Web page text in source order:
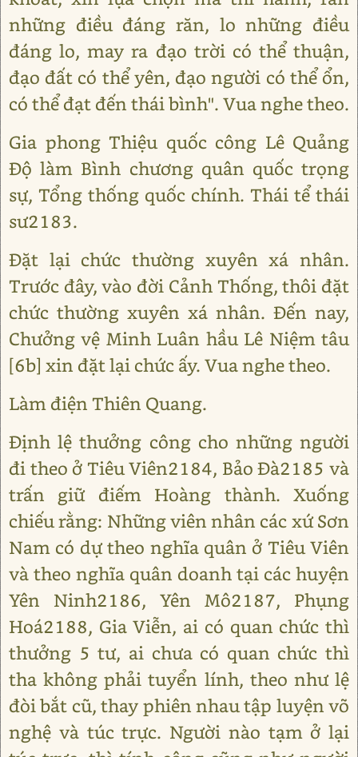
những điều đáng răn, lo những điều
đáng lo, may ra đạo trời có thể thuận,
đạo đất có thể yên, đạo người có thể ổn,
có thể đạt đến thái bình". Vua nghe theo.
Gia phong Thiệu quốc công Lê Quảng
Độ làm Bình chương quân quốc trọng
sự, Tổng thống quốc chính. Thái tể thái
sư2183.
Đặt lại chức thường xuyên xá nhân.
Trước đây, vào đời Cảnh Thống, thôi đặt
chức thường xuyên xá nhân. Đến nay,
Chưởng vệ Minh Luân hầu Lê Niệm tâu
[6b] xin đặt lại chức ấy. Vua nghe theo.
Làm điện Thiên Quang.
Định lệ thưởng công cho những người
đi theo ở Tiêu Viên2184, Bảo Đà2185 và
trấn giữ điếm Hoàng thành. Xuống
chiếu rằng: Những viên nhân các xứ Sơn
Nam có dự theo nghĩa quân ở Tiêu Viên
và theo nghĩa quân doanh tại các huyện
Yên Ninh2186, Yên Mô2187, Phụng
Hoá2188, Gia Viễn, ai có quan chức thì
thưởng 5 tư, ai chưa có quan chức thì
tha không phải tuyển lính, theo như lệ
đòi bắt cũ, thay phiên nhau tập luyện võ
nghệ và túc trực. Người nào tạm ở lại